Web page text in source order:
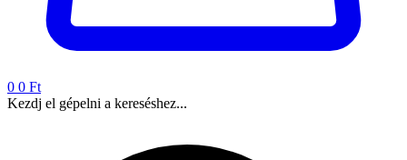
0 0 Ft
Kezdj el gépelni a kereséshez...